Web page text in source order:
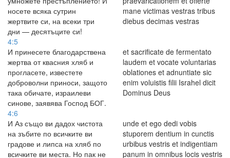
носете всяка сутрин
жертвите си, на всеки три
дни — десятъците си!
mane victimas vestras tribus
diebus decimas vestras
4:5
И принесете благодарствена
жертва от квасния хляб и
прогласете, известете
доброволни приноси, защото
така обичате, израилеви
синове, заявява Господ БОГ.
et sacrificate de fermentato
laudem et vocate voluntarias
oblationes et adnuntiate sic
enim voluistis filii Israhel dicit
Dominus Deus
4:6
И Аз също ви дадох чистота
на зъбите по всичките ви
градове и липса на хляб по
всичките ви места. Но пак не
unde et ego dedi vobis
stuporem dentium in cunctis
urbibus vestris et indigentiam
panum in omnibus locis vestris